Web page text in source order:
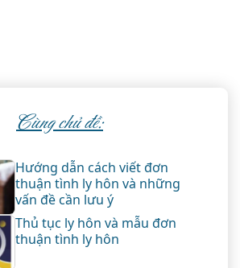
Cùng chủ đề:
Hướng dẫn cách viết đơn
thuận tình ly hôn và những
vấn đề cần lưu ý
Thủ tục ly hôn và mẫu đơn
thuận tình ly hôn